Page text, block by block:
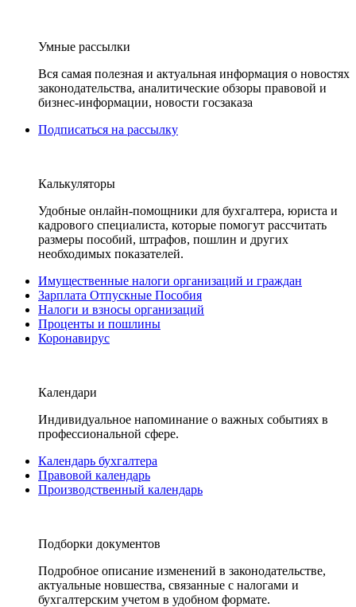
Умные рассылки
Вся самая полезная и актуальная информация о новостях
законодательства, аналитические обзоры правовой и
бизнес-информации, новости госзаказа
Подписаться на рассылку
Калькуляторы
Удобные онлайн-помощники для бухгалтера, юриста и
кадрового специалиста, которые помогут рассчитать
размеры пособий, штрафов, пошлин и других
необходимых показателей.
Имущественные налоги организаций и граждан
Зарплата Отпускные Пособия
Налоги и взносы организаций
Проценты и пошлины
Коронавирус
Календари
Индивидуальное напоминание о важных событиях в
профессиональной сфере.
Календарь бухгалтера
Правовой календарь
Производственный календарь
Подборки документов
Подробное описание изменений в законодательстве,
актуальные новшества, связанные с налогами и
бухгалтерским учетом в удобном формате.